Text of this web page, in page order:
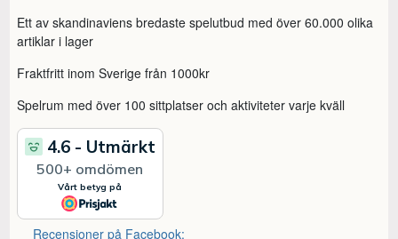
Ett av skandinaviens bredaste spelutbud med över 60.000 olika
artiklar i lager
Fraktfritt inom Sverige från 1000kr
Spelrum med över 100 sittplatser och aktiviteter varje kväll
Recensioner på Facebook: